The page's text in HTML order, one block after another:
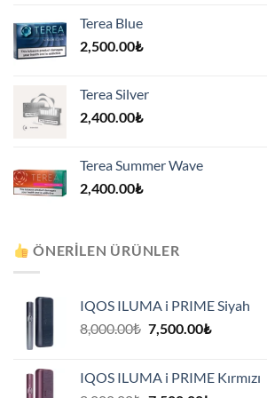
Terea Blue
2,500.00₺
Terea Silver
2,400.00₺
Terea Summer Wave
2,400.00₺
ÖNERILEN ÜRÜNLER
IQOS ILUMA i PRIME Siyah
8,000.00₺ Orijinal
7,500.00₺Şu
7,500.00₺.
IQOS ILUMA i PRIME Kırmızı